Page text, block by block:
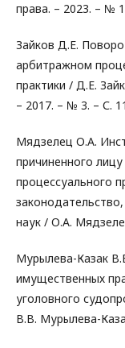
права. – 2023. – №
Зайков Д.Е.
арбитражном
практики / Д.Е.
– 2017. – № 3. – С.
Мядзелец О.А.
причиненного
процессуального
наук / О.А.
Мурылева-Казак
имущественных
уголовного
В.В. Мурылева-